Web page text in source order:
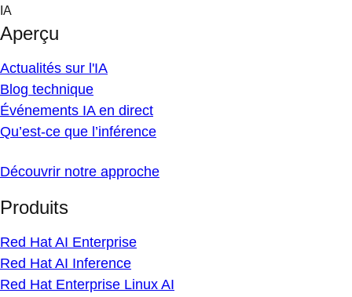
Skip
content
IA
Aperçu
Actualités sur l'IA
Blog technique
Événements IA en direct
Qu’est-ce que l’inférence
Découvrir notre approche
Produits
Red Hat AI Enterprise
Red Hat AI Inference
Red Hat Enterprise Linux AI